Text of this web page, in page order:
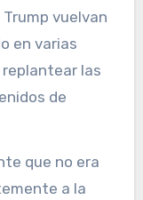
vuelvan
en varias
las
de
que no era
a la